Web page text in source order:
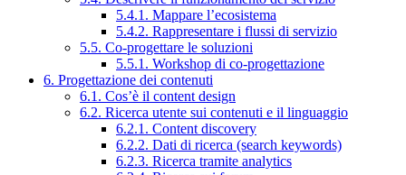
5.4.1. Mappare l’ecosistema
5.4.2. Rappresentare i flussi di servizio
5.5. Co-progettare le soluzioni
5.5.1. Workshop di co-progettazione
6. Progettazione dei contenuti
6.1. Cos’è il content design
6.2. Ricerca utente sui contenuti e il linguaggio
6.2.1. Content discovery
6.2.2. Dati di ricerca (search keywords)
6.2.3. Ricerca tramite analytics